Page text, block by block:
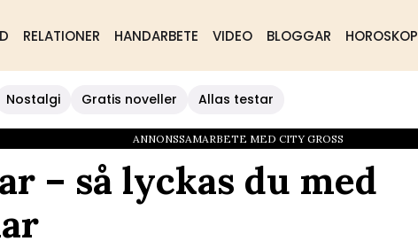
RELATIONER HANDARBETE VIDEO BLOGGAR HOROSKOP
Nostalgi Gratis noveller Allas testar
ANNONSSAMARBETE MED CITY GROSS
– så lyckas du med